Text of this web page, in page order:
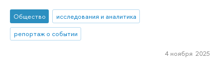
Общество
исследования и аналитика
репортаж о событии
4 ноября 2025